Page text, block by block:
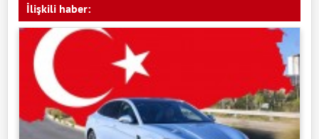
İlişkili haber: